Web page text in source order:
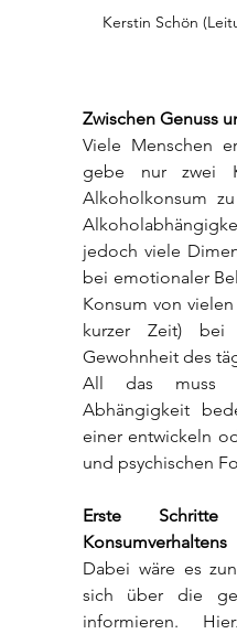
Kerstin Schön
Zwischen Genuss
Viele Menschen
gebe nur zwei
Alkoholkonsum
jedoch viele
bei emotionaler
Konsum von
kurzer Zeit) bei
Gewohnheit des
All das muss
Abhängigkeit
einer entwickeln
und psychischen
Erste
Konsumverhaltens
Dabei wäre es
sich über die
informieren.